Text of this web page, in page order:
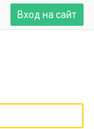
Вход на сайт